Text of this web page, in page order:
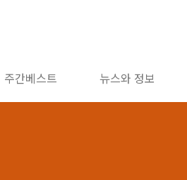
주간베스트 뉴스와 정보